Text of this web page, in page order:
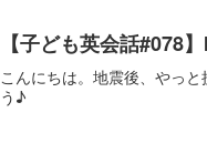
【子ども英会話#078
こんにちは。地震後、やっ
う♪